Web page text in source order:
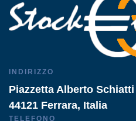
INDIRIZZO
Piazzetta Alberto Schiatti
44121 Ferrara, Italia
TELEFONO